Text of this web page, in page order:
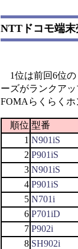
NTTドコモ端末
1位は前回6位の
ーズがランクア
FOMAらくらくホ
順位 型番
1 N901iS
2 P901iS
3 N901iS
4 P901iS
5 N701i
6 P701iD
7 P902i
8 SH902i